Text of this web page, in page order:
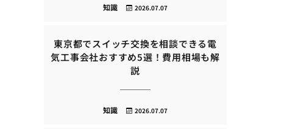
2026.07.07
知識
東京都でスイッチ交換を相談できる電
気工事会社おすすめ5選！費用相場も解
説
2026.07.07
知識